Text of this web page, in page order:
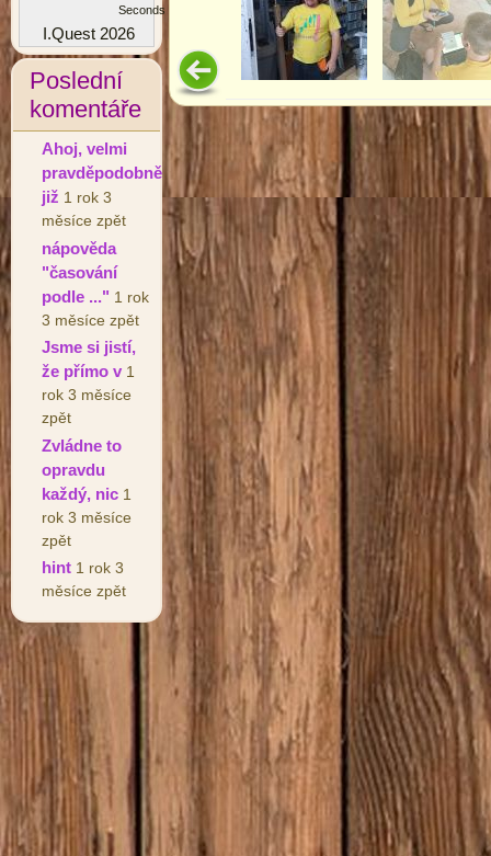
Seconds
I.Quest 2026
Poslední
komentáře
Ahoj, velmi
pravděpodobně
již 1 rok 3
měsíce zpět
nápověda
"časování
podle ..." 1 rok
3 měsíce zpět
Jsme si jistí,
že přímo v 1
rok 3 měsíce
zpět
Zvládne to
opravdu
každý, nic 1
rok 3 měsíce
zpět
hint 1 rok 3
měsíce zpět